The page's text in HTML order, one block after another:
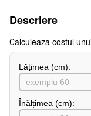
Descriere
Сalculeaza costul
Lățimea (сm):
Înălțimea (cm):